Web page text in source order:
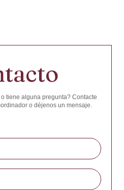
tiene alguna pregunta? Contacte
o déjenos un mensaje.